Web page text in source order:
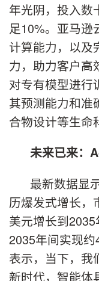
年光阴，投入数
足10%。亚马逊
计算能力，以及
力，助力客户高
对专有模型进行
其预测能力和准
合物设计等生命
未来已来：
最新数据显
历爆发式增长，
美元增长到
2035年间实现
表示，当下，我
新时代，智能体